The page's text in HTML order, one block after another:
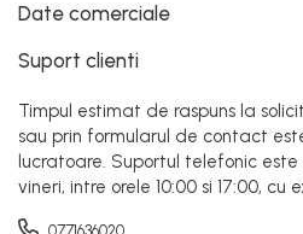
Date comerciale
Suport clienti
Timpul estimat de raspuns la
sau prin formularul de contact
lucratoare. Suportul telefonic
vineri, intre orele 10:00 si 17:00,